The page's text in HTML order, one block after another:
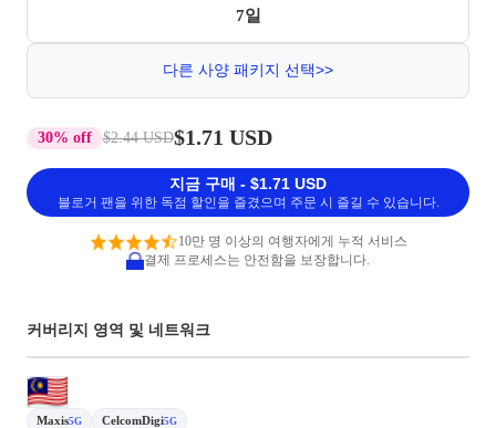
7일
다른 사양 패키지 선택>>
30% off $2.44 USD$1.71 USD
지금 구매 - $1.71 USD
블로거 팬을 위한 독점 할인을 즐겼으며 주문 시 즐길 수 있습니다.
10만 명 이상의 여행자에게 누적 서비스
결제 프로세스는 안전함을 보장합니다.
커버리지 영역 및 네트워크
Maxis5G CelcomDigi5G